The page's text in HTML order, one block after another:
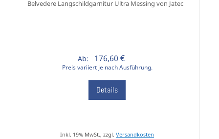
Belvedere Langschildgarnitur Ultra Messing von Jatec
Ab: 176,60 €
Preis variiert je nach Ausführung.
Details
Inkl. 19% MwSt., zzgl. Versandkosten